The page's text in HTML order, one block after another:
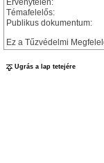
Érvénytelen:
Témafelelős:
Publikus dokumentum:
Ez a Tűzvédelmi
Ugrás a lap tetejére